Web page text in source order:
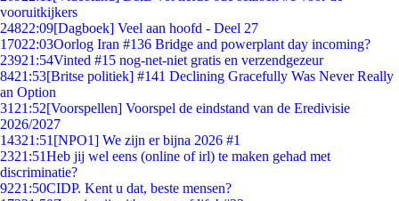
vooruitkijkers
24822:09[Dagboek] Veel aan hoofd - Deel 27
17022:03Oorlog Iran #136 Bridge and powerplant day incoming?
23921:54Vinted #15 nog-net-niet gratis en verzendgezeur
8421:53[Britse politiek] #141 Declining Gracefully Was Never Really
an Option
31 21:52[Voorspellen] Voorspel de eindstand van de Eredivisie
2026/2027
14321:51 [NPO1] We zijn er bijna 2026 #1
2321:51Heb jij wel eens (online of irl) te maken gehad met
discriminatie?
9221:50CIDP. Kent u dat, beste mensen?